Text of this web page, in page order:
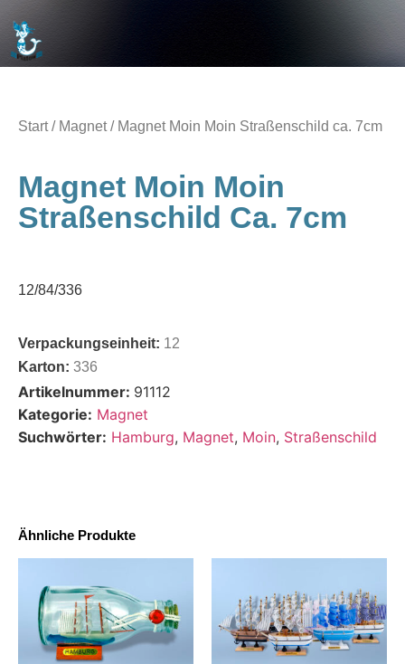
Start/ Magnet/ Magnet Moin Moin Straßenschild ca. 7cm
Magnet Moin Moin
Straßenschild Ca. 7cm
12/84/336
Verpackungseinheit: 12
Karton: 336
Artikelnummer: 91112
Kategorie: Magnet
Suchwörter: Hamburg, Magnet, Moin, Straßenschild
Ähnliche Produkte